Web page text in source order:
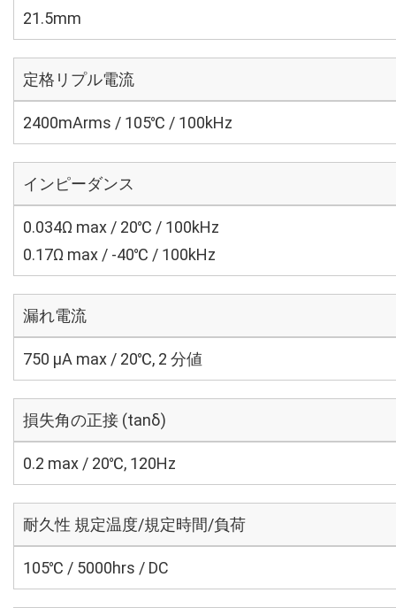
21.5mm
定格リプル電流
2400mArms / 105℃ / 100kHz
インピーダンス
0.034Ω max / 20℃ / 100kHz
0.17Ω max / -40℃ / 100kHz
漏れ電流
750 μA max / 20℃, 2 分値
損失角の正接 (tanδ)
0.2 max / 20℃, 120Hz
耐久性 規定温度/規定時間/負荷
105℃ / 5000hrs / DC